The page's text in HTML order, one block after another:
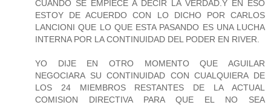
CUANDO SE EMPIECE A DECIR LA VERDAD.Y EN ESO
ESTOY DE ACUERDO CON LO DICHO POR CARLOS
LANCIONI QUE LO QUE ESTA PASANDO ES UNA LUCHA
INTERNA POR LA CONTINUIDAD DEL PODER EN RIVER.
YO DIJE EN OTRO MOMENTO QUE AGUILAR
NEGOCIARA SU CONTINUIDAD CON CUALQUIERA DE
LOS 24 MIEMBROS RESTANTES DE LA ACTUAL
COMISION DIRECTIVA PARA QUE EL NO SEA